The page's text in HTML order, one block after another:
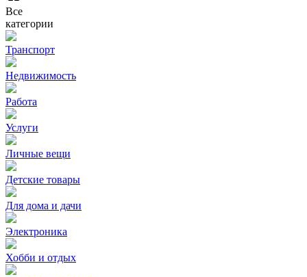
Все
категории
Транспорт
Недвижимость
Работа
Услуги
Личные вещи
Детские товары
Для дома и дачи
Электроника
Хобби и отдых